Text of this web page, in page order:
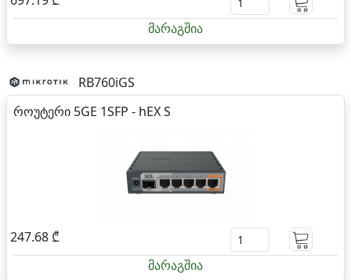
მარაგშია
RB760iGS
როუტერი 5GE 1SFP - hEX S
247.68 ₾
მარაგშია